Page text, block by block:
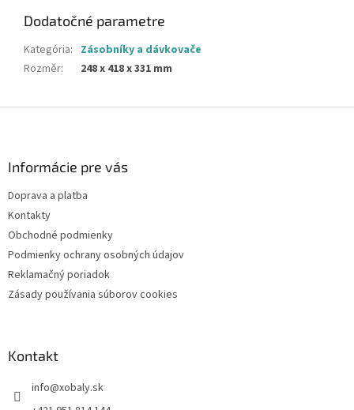
Dodatočné parametre
Kategória: Zásobníky a dávkovače
Rozměr: 248 x 418 x 331 mm
Informácie pre vás
Doprava a platba
Kontakty
Obchodné podmienky
Podmienky ochrany osobných údajov
Reklamačný poriadok
Zásady používania súborov cookies
Kontakt
info@xobaly.sk